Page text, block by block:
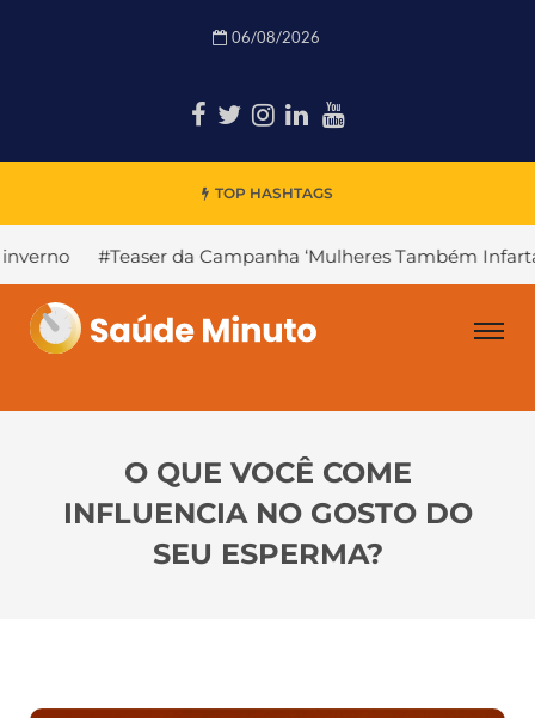
06/08/2026
TOP HASHTAGS
#Teaser da Campanha ‘Mulheres Também Infartam’
O QUE VOCÊ COME
INFLUENCIA NO GOSTO DO
SEU ESPERMA?